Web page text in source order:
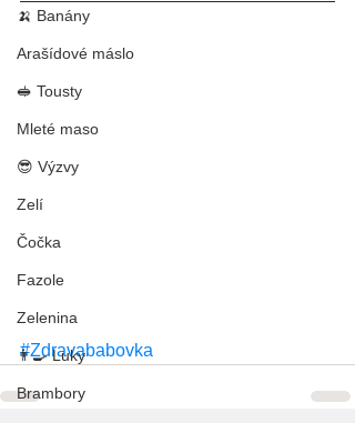
🍌 Banány
Arašídové máslo
🥪 Tousty
Mleté maso
😎 Výzvy
Zelí
Čočka
Fazole
Zelenina
👨‍🍳 Luky
Brambory
#Zdravababovka